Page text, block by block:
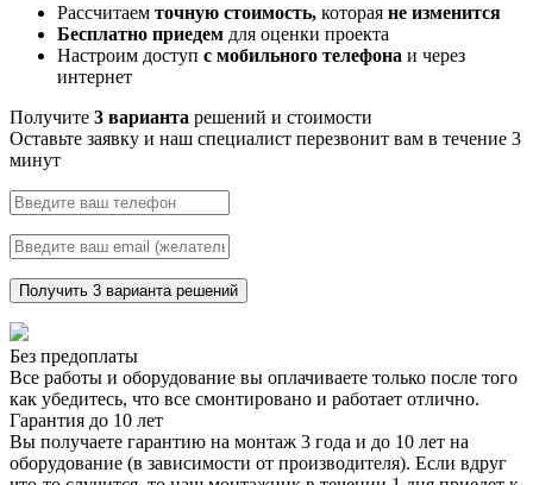
Рассчитаем точную стоимость, которая не изменится
Бесплатно приедем для оценки проекта
Настроим доступ с мобильного телефона и через
интернет
Получите 3 варианта решений и стоимости
Оставьте заявку и наш специалист перезвонит вам в течение 3
минут
Получить 3 варианта решений
Без предоплаты
Все работы и оборудование вы оплачиваете только после того
как убедитесь, что все смонтировано и работает отлично.
Гарантия до 10 лет
Вы получаете гарантию на монтаж 3 года и до 10 лет на
оборудование (в зависимости от производителя). Если вдруг